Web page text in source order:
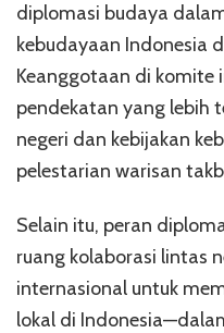
diplomasi budaya
kebudayaan Indonesia
Keanggotaan di komite
pendekatan yang lebih
negeri dan kebijakan
pelestarian warisan
Selain itu, peran
ruang kolaborasi lintas
internasional untuk
lokal di